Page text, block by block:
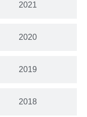
2021
2020
2019
2018